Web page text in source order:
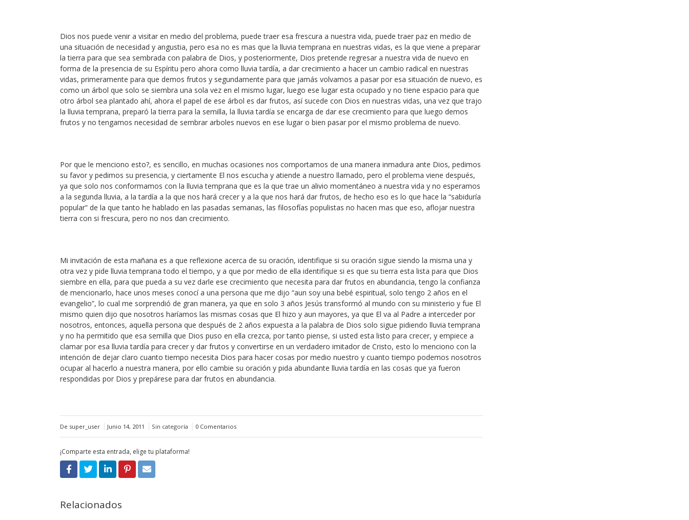
Dios nos puede venir a visitar en medio del problema, puede traer esa frescura a nuestra vida, puede traer paz en medio de
una situación de necesidad y angustia, pero esa no es mas que la lluvia temprana en nuestras vidas, es la que viene a preparar
la tierra para que sea sembrada con palabra de Dios, y posteriormente, Dios pretende regresar a nuestra vida de nuevo en
forma de la presencia de su Espíritu pero ahora como lluvia tardía, a dar crecimiento a hacer un cambio radical en nuestras
vidas, primeramente para que demos frutos y segundamente para que jamás volvamos a pasar por esa situación de nuevo, es
como un árbol que solo se siembra una sola vez en el mismo lugar, luego ese lugar esta ocupado y no tiene espacio para que
otro árbol sea plantado ahí, ahora el papel de ese árbol es dar frutos, así sucede con Dios en nuestras vidas, una vez que trajo
la lluvia temprana, preparó la tierra para la semilla, la lluvia tardía se encarga de dar ese crecimiento para que luego demos
frutos y no tengamos necesidad de sembrar arboles nuevos en ese lugar o bien pasar por el mismo problema de nuevo.
Por que le menciono esto?, es sencillo, en muchas ocasiones nos comportamos de una manera inmadura ante Dios, pedimos
su favor y pedimos su presencia, y ciertamente El nos escucha y atiende a nuestro llamado, pero el problema viene después,
ya que solo nos conformamos con la lluvia temprana que es la que trae un alivio momentáneo a nuestra vida y no esperamos
a la segunda lluvia, a la tardía a la que nos hará crecer y a la que nos hará dar frutos, de hecho eso es lo que hace la “sabiduría
popular” de la que tanto he hablado en las pasadas semanas, las filosofías populistas no hacen mas que eso, aflojar nuestra
tierra con si frescura, pero no nos dan crecimiento.
Mi invitación de esta mañana es a que reflexione acerca de su oración, identifique si su oración sigue siendo la misma una y
otra vez y pide lluvia temprana todo el tiempo, y a que por medio de ella identifique si es que su tierra esta lista para que Dios
siembre en ella, para que pueda a su vez darle ese crecimiento que necesita para dar frutos en abundancia, tengo la confianza
de mencionarlo, hace unos meses conocí a una persona que me dijo “aun soy una bebé espiritual, solo tengo 2 años en el
evangelio”, lo cual me sorprendió de gran manera, ya que en solo 3 años Jesús transformó al mundo con su ministerio y fue El
mismo quien dijo que nosotros haríamos las mismas cosas que El hizo y aun mayores, ya que El va al Padre a interceder por
nosotros, entonces, aquella persona que después de 2 años expuesta a la palabra de Dios solo sigue pidiendo lluvia temprana
y no ha permitido que esa semilla que Dios puso en ella crezca, por tanto piense, si usted esta listo para crecer, y empiece a
clamar por esa lluvia tardía para crecer y dar frutos y convertirse en un verdadero imitador de Cristo, esto lo menciono con la
intención de dejar claro cuanto tiempo necesita Dios para hacer cosas por medio nuestro y cuanto tiempo podemos nosotros
ocupar al hacerlo a nuestra manera, por ello cambie su oración y pida abundante lluvia tardía en las cosas que ya fueron
respondidas por Dios y prepárese para dar frutos en abundancia.
De super_user Junio 14, 2011 Sin categoría 0 Comentarios
¡Comparte esta entrada, elige tu plataforma!
Relacionados